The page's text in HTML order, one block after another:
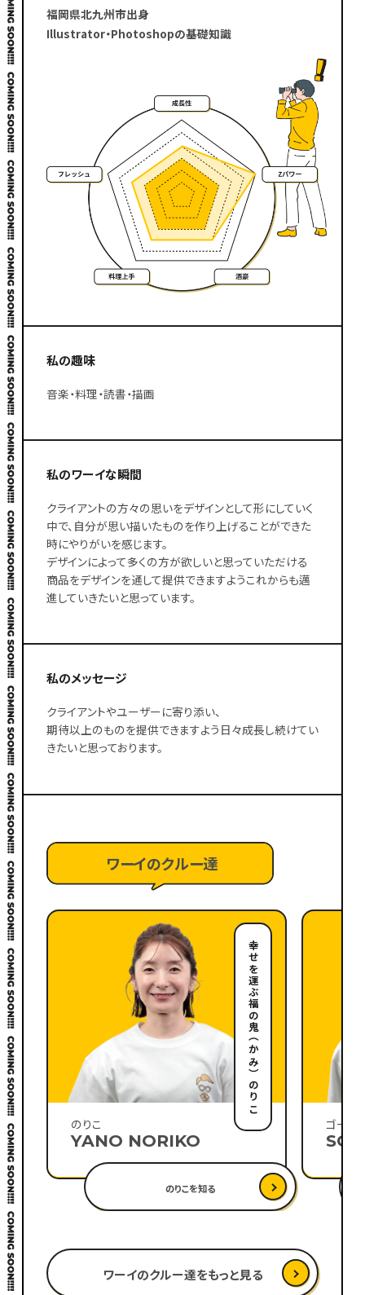
福岡県北九州市出身
Illustrator・Photoshopの基礎知識
私の趣味
音楽・料理・読書・描画
私のワーイな瞬間
クライアントの方々の思いをデザインとして形にしていく
中で、自分が思い描いたものを作り上げることができた
時にやりがいを感じます。
デザインによって多くの方が欲しいと思っていただける
商品をデザインを通して提供できますようこれからも邁
進していきたいと思っています。
私のメッセージ
クライアントやユーザーに寄り添い、
期待以上のものを提供できますよう日々成長し続けてい
きたいと思っております。
ワーイのクルー達
幸せを運ぶ福の鬼（かみ）のりこ
のりこ
YANO NORIKO
のりこを知る
ゴール
ワーイのクルー達をもっと見る